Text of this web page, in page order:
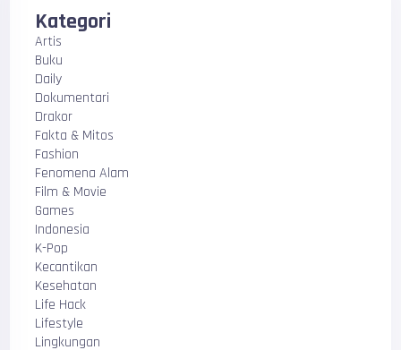
Kategori
Artis
Buku
Daily
Dokumentari
Drakor
Fakta & Mitos
Fashion
Fenomena Alam
Film & Movie
Games
Indonesia
K-Pop
Kecantikan
Kesehatan
Life Hack
Lifestyle
Lingkungan